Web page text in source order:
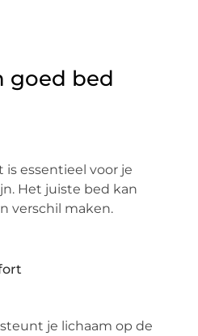
goed bed
essentieel voor je
Het juiste bed kan
verschil maken.
je lichaam op de